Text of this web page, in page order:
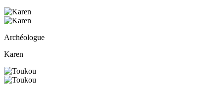
Archéologue
Karen